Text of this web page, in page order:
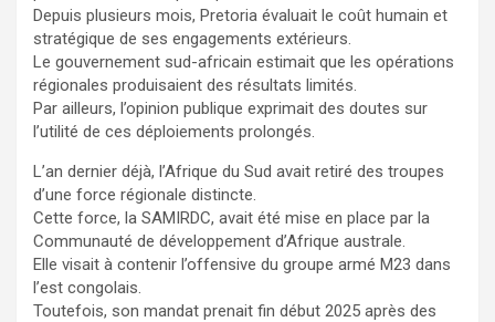
Depuis plusieurs mois, Pretoria évaluait le coût humain et
stratégique de ses engagements extérieurs.
Le gouvernement sud-africain estimait que les opérations
régionales produisaient des résultats limités.
Par ailleurs, l’opinion publique exprimait des doutes sur
l’utilité de ces déploiements prolongés.
L’an dernier déjà, l’Afrique du Sud avait retiré des troupes
d’une force régionale distincte.
Cette force, la SAMIRDC, avait été mise en place par la
Communauté de développement d’Afrique australe.
Elle visait à contenir l’offensive du groupe armé M23 dans
l’est congolais.
Toutefois, son mandat prenait fin début 2025 après des